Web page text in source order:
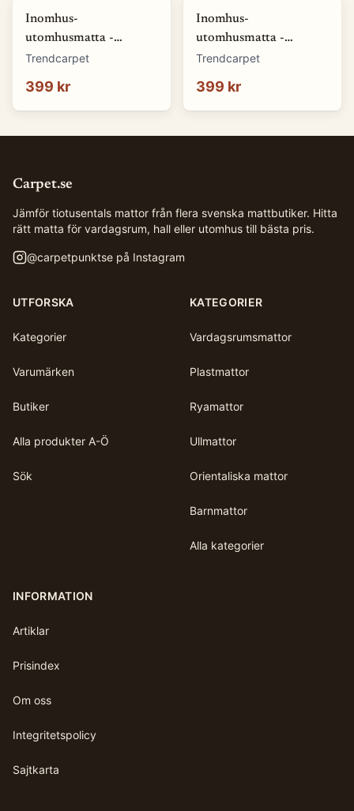
Inomhus-
utomhusmatta -
Monsanto (grå)
Trendcarpet
399 kr
Inomhus-
utomhusmatta -
Santana (grå) (Storlek:
Trendcarpet
399 kr
Carpet.se
Jämför tiotusentals mattor från flera svenska mattbutiker. Hitta
rätt matta för vardagsrum, hall eller utomhus till bästa pris.
@carpetpunktse på Instagram
UTFORSKA
Kategorier
Varumärken
Butiker
Alla produkter A-Ö
Sök
KATEGORIER
Vardagsrumsmattor
Plastmattor
Ryamattor
Ullmattor
Orientaliska mattor
Barnmattor
Alla kategorier
INFORMATION
Artiklar
Prisindex
Om oss
Integritetspolicy
Sajtkarta